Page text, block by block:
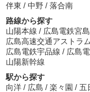
伴東 / 中野 / 落合南
路線から探す
山陽本線 / 広島電鉄宮
広島高速交通アストラ
広島電鉄宇品線 / 広島
山陽新幹線
駅から探す
向洋 / 広島 / 楽々園 / 五